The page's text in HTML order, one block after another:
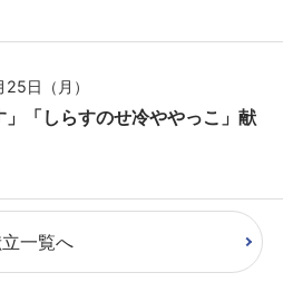
日（月）
」「しらすのせ冷ややっこ」献
一覧へ